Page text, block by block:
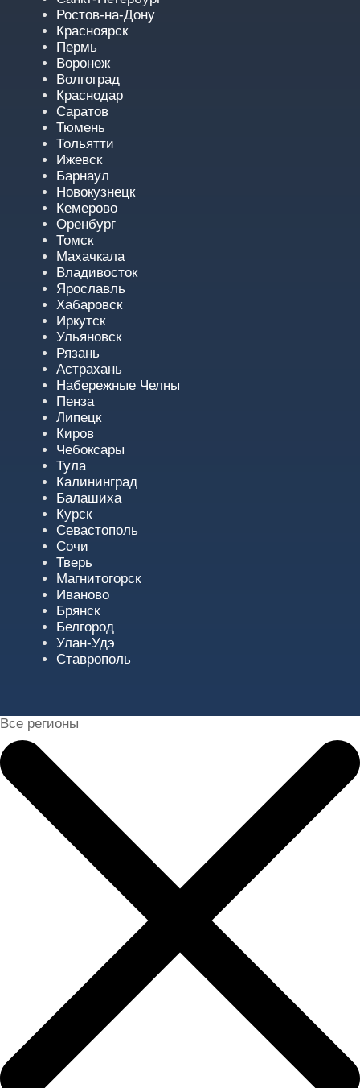
Ростов-на-Дону
Красноярск
Пермь
Воронеж
Волгоград
Краснодар
Саратов
Тюмень
Тольятти
Ижевск
Барнаул
Новокузнецк
Кемерово
Оренбург
Томск
Махачкала
Владивосток
Ярославль
Хабаровск
Иркутск
Ульяновск
Рязань
Астрахань
Набережные Челны
Пенза
Липецк
Киров
Чебоксары
Тула
Калининград
Балашиха
Курск
Севастополь
Сочи
Тверь
Магнитогорск
Иваново
Брянск
Белгород
Улан-Удэ
Ставрополь
Все регионы